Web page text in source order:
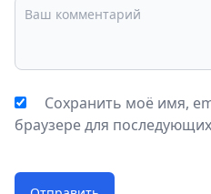
Сохранить моё имя,
браузере для